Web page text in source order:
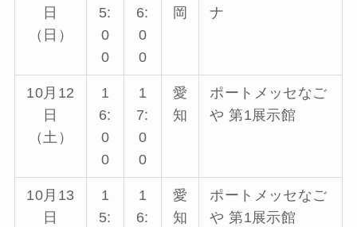
日
（日）
5:
0
0
6:
0
0
岡
ナ
10月12
日
（土）
1
6:
0
0
1
7:
0
0
愛
知
ポートメッセなご
や 第1展示館
10月13
日
1
5:
1
6:
愛
知
ポートメッセなご
や 第1展示館